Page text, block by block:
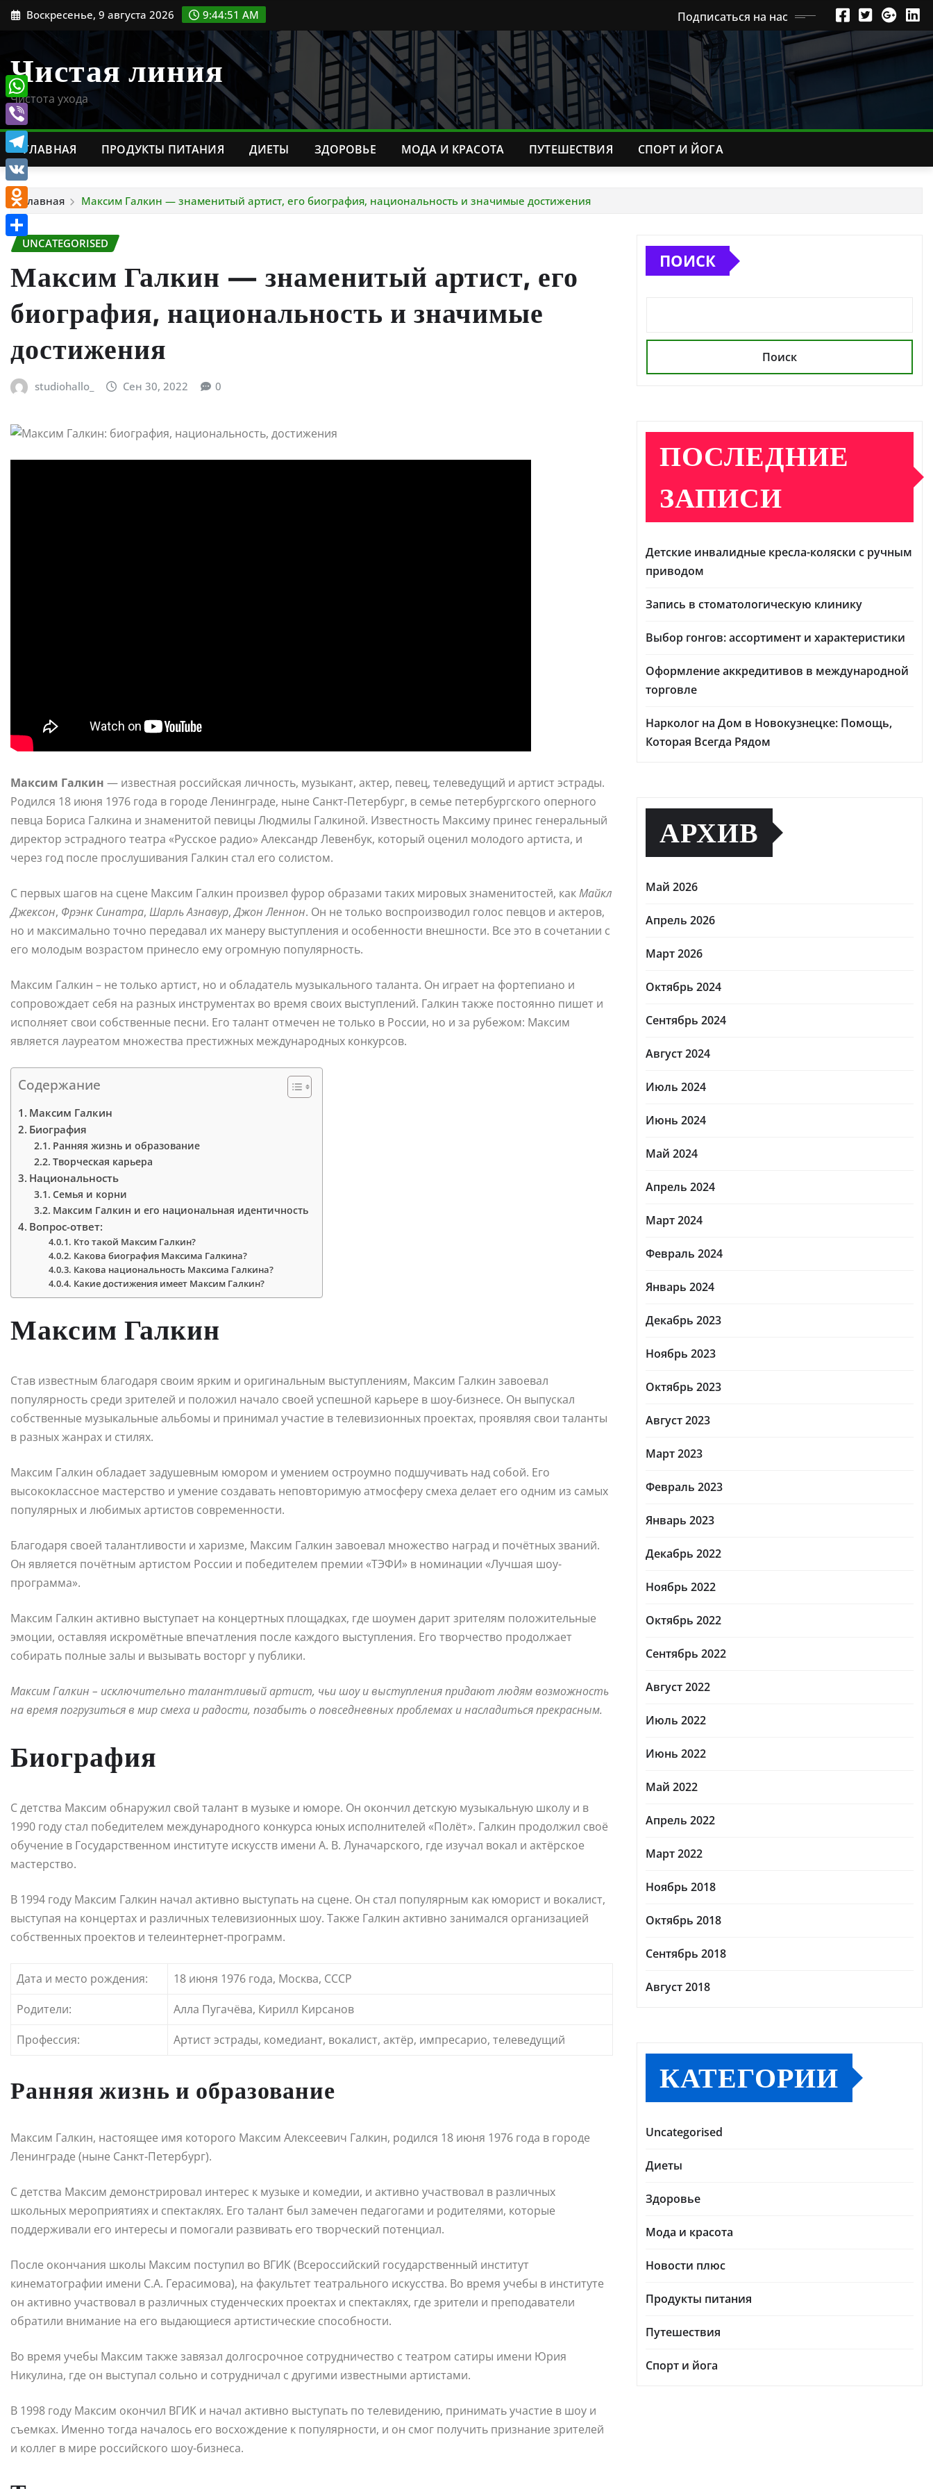
ПерейтиВоскресенье, 9 августа 2026 9:44:52 AM Подписаться на нас
Чистая линия
Чистота ухода
ГЛАВНАЯ ПРОДУКТЫ ПИТАНИЯ ДИЕТЫ ЗДОРОВЬЕ МОДА И КРАСОТА ПУТЕШЕСТВИЯ СПОРТ И ЙОГА
Главная Максим Галкин — знаменитый артист, его биография, национальность и значимые достижения
UNCATEGORISED
Максим Галкин — знаменитый артист, его
биография, национальность и значимые
достижения
studiohallo_ Сен 30, 2022 0
Максим Галкин — известная российская личность, музыкант, актер, певец, телеведущий и артист эстрады.
Родился 18 июня 1976 года в городе Ленинграде, ныне Санкт-Петербург, в семье петербургского оперного
певца Бориса Галкина и знаменитой певицы Людмилы Галкиной. Известность Максиму принес генеральный
директор эстрадного театра «Русское радио» Александр Левенбук, который оценил молодого артиста, и
через год после прослушивания Галкин стал его солистом.
С первых шагов на сцене Максим Галкин произвел фурор образами таких мировых знаменитостей, какМайкл
Джексон, Фрэнк Синатра, Шарль Азнавур,Джон Леннон. Он не только воспроизводил голос певцов и актеров,
но и максимально точно передавал их манеру выступления и особенности внешности. Все это в сочетании с
его молодым возрастом принесло ему огромную популярность.
Максим Галкин – не только артист, но и обладатель музыкального таланта. Он играет на фортепиано и
сопровождает себя на разных инструментах во время своих выступлений. Галкин также постоянно пишет и
исполняет свои собственные песни. Его талант отмечен не только в России, но и за рубежом: Максим
является лауреатом множества престижных международных конкурсов.
Содержание
Максим Галкин
Биография
Ранняя жизнь и образование
Творческая карьера
Национальность
Семья и корни
Максим Галкин и его национальная идентичность
Вопрос-ответ:
Кто такой Максим Галкин?
Какова биография Максима Галкина?
Какова национальность Максима Галкина?
Какие достижения имеет Максим Галкин?
Максим Галкин
Став известным благодаря своим ярким и оригинальным выступлениям, Максим Галкин завоевал
популярность среди зрителей и положил начало своей успешной карьере в шоу-бизнесе. Он выпускал
собственные музыкальные альбомы и принимал участие в телевизионных проектах, проявляя свои таланты
в разных жанрах и стилях.
Максим Галкин обладает задушевным юмором и умением остроумно подшучивать над собой. Его
высококлассное мастерство и умение создавать неповторимую атмосферу смеха делает его одним из самых
популярных и любимых артистов современности.
Благодаря своей талантливости и харизме, Максим Галкин завоевал множество наград и почётных званий.
Он является почётным артистом России и победителем премии «ТЭФИ» в номинации «Лучшая шоу-
программа».
Максим Галкин активно выступает на концертных площадках, где шоумен дарит зрителям положительные
эмоции, оставляя искромётные впечатления после каждого выступления. Его творчество продолжает
собирать полные залы и вызывать восторг у публики.
Максим Галкин – исключительно талантливый артист, чьи шоу и выступления придают людям возможность
на время погрузиться в мир смеха и радости, позабыть о повседневных проблемах и насладиться прекрасным.
Биография
С детства Максим обнаружил свой талант в музыке и юморе. Он окончил детскую музыкальную школу и в
1990 году стал победителем международного конкурса юных исполнителей «Полёт». Галкин продолжил своё
обучение в Государственном институте искусств имени А. В. Луначарского, где изучал вокал и актёрское
мастерство.
В 1994 году Максим Галкин начал активно выступать на сцене. Он стал популярным как юморист и вокалист,
выступая на концертах и различных телевизионных шоу. Также Галкин активно занимался организацией
собственных проектов и телеинтернет-программ.
Дата и место рождения:
18 июня 1976 года, Москва, СССР
Родители:
Алла Пугачёва, Кирилл Кирсанов
Профессия:
Артист эстрады, комедиант, вокалист, актёр, импресарио, телеведущий
Ранняя жизнь и образование
Максим Галкин, настоящее имя которого Максим Алексеевич Галкин, родился 18 июня 1976 года в городе
Ленинграде (ныне Санкт-Петербург).
С детства Максим демонстрировал интерес к музыке и комедии, и активно участвовал в различных
школьных мероприятиях и спектаклях. Его талант был замечен педагогами и родителями, которые
поддерживали его интересы и помогали развивать его творческий потенциал.
После окончания школы Максим поступил во ВГИК (Всероссийский государственный институт
кинематографии имени С.А. Герасимова), на факультет театрального искусства. Во время учебы в институте
он активно участвовал в различных студенческих проектах и спектаклях, где зрители и преподаватели
обратили внимание на его выдающиеся артистические способности.
Во время учебы Максим также завязал долгосрочное сотрудничество с театром сатиры имени Юрия
Никулина, где он выступал сольно и сотрудничал с другими известными артистами.
В 1998 году Максим окончил ВГИК и начал активно выступать по телевидению, принимать участие в шоу и
съемках. Именно тогда началось его восхождение к популярности, и он смог получить признание зрителей
и коллег в мире российского шоу-бизнеса.
ПОИСК
Поиск
ПОСЛЕДНИЕ
ЗАПИСИ
Детские инвалидные кресла-коляски с ручным
приводом
Запись в стоматологическую клинику
Выбор гонгов: ассортимент и характеристики
Оформление аккредитивов в международной
торговле
Нарколог на Дом в Новокузнецке: Помощь,
Которая Всегда Рядом
АРХИВ
Май 2026
Апрель 2026
Март 2026
Октябрь 2024
Сентябрь 2024
Август 2024
Июль 2024
Июнь 2024
Май 2024
Апрель 2024
Март 2024
Февраль 2024
Январь 2024
Декабрь 2023
Ноябрь 2023
Октябрь 2023
Август 2023
Март 2023
Февраль 2023
Январь 2023
Декабрь 2022
Ноябрь 2022
Октябрь 2022
Сентябрь 2022
Август 2022
Июль 2022
Июнь 2022
Май 2022
Апрель 2022
Март 2022
Ноябрь 2018
Октябрь 2018
Сентябрь 2018
Август 2018
КАТЕГОРИИ
Uncategorised
Диеты
Здоровье
Мода и красота
Новости плюс
Продукты питания
Путешествия
Спорт и йога
WhatsApp
Viber
Telegram
VK
Odnoklassniki
Отправить